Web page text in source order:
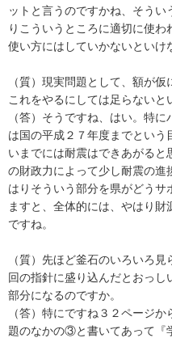
ットと言うのですかね、そう
りこういうところに適切に使
使い方にはしていかないといけ
（質）現実問題として、額が
これをやるにしては足らないと
（答）そうですね、はい。特
は国の平成２７年度までという
いまでには耐震はできあがる
の財政力によって少し耐震の
はりそういう部分を県がどうサ
ますと、全体的には、やはり
ですね。
（質）先ほど釜石のいろいろ
回の指針に盛り込んだとおっし
部分になるのですか。
（答）特にですね３２ページ
題のなかの③と書いてあって『